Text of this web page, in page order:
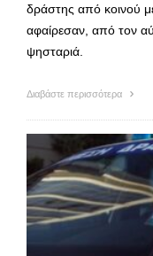
δράστης από κοινού
αφαίρεσαν, από τον
ψησταριά.
Διαβάστε περισσότερα